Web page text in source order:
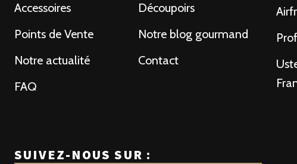
Accessoires
Découpoirs
Points de Vente
Notre blog gourmand
Notre actualité
Contact
FAQ
SUIVEZ-NOUS SUR :